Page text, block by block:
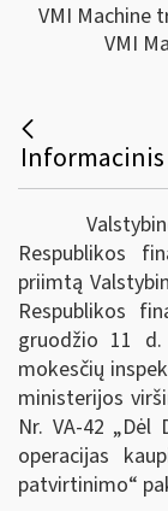
VMI Machine
VMI
Respublikos
priimtą
Respublikos
gruodžio 11 d.
mokesčių
ministerijos
Nr. VA-42
operacijas
patvirtinimo“